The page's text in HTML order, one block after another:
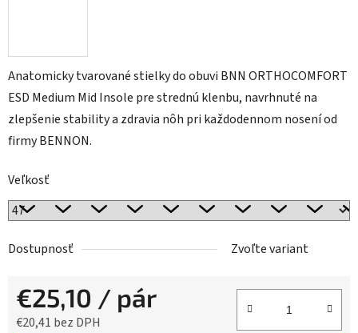
Anatomicky tvarované stielky do obuvi BNN ORTHOCOMFORT
ESD Medium Mid Insole pre strednú klenbu, navrhnuté na
zlepšenie stability a zdravia nôh pri každodennom nosení od
firmy BENNON.
Veľkosť
Dostupnosť Zvoľte variant
€25,10 / pár
€20,41 bez DPH